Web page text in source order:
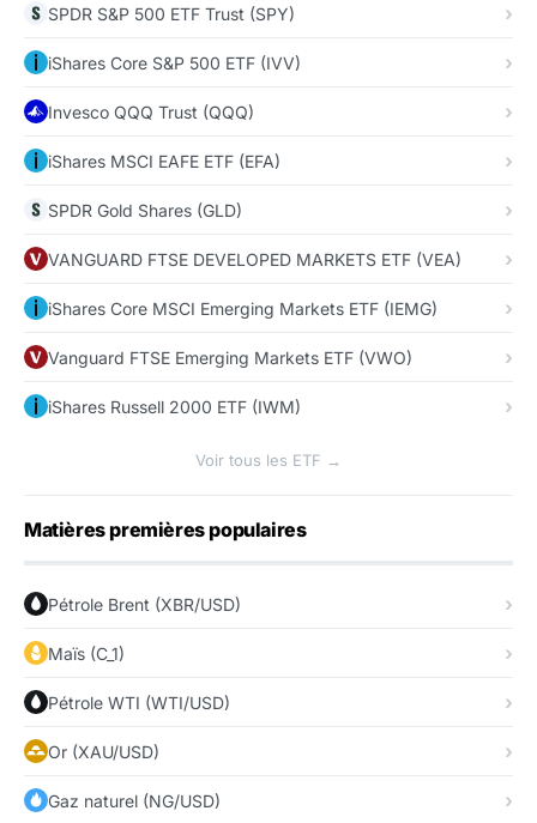
SPDR S&P 500 ETF Trust (SPY)
iShares Core S&P 500 ETF (IVV)
Invesco QQQ Trust (QQQ)
iShares MSCI EAFE ETF (EFA)
SPDR Gold Shares (GLD)
VANGUARD FTSE DEVELOPED MARKETS ETF (VEA)
iShares Core MSCI Emerging Markets ETF (IEMG)
Vanguard FTSE Emerging Markets ETF (VWO)
iShares Russell 2000 ETF (IWM)
Voir tous les ETF →
Matières premières populaires
Pétrole Brent (XBR/USD)
Maïs (C_1)
Pétrole WTI (WTI/USD)
Or (XAU/USD)
Gaz naturel (NG/USD)